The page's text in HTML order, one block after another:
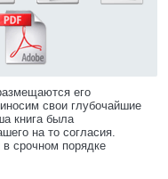
его
свои глубочайшие
книга была
на то согласия.
срочном порядке